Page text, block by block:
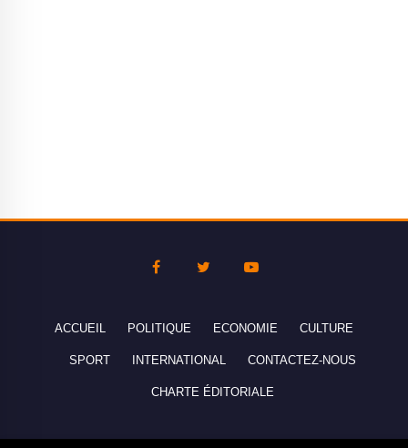
ACCUEIL POLITIQUE ECONOMIE CULTURE
SPORT INTERNATIONAL CONTACTEZ-NOUS
CHARTE ÉDITORIALE